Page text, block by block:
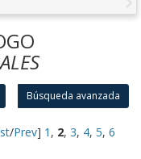
Búsqueda avanzada
/Prev] 1 , 2, 3, 4, 5, 6